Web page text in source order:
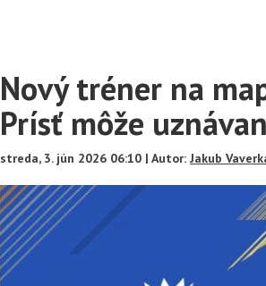
Main
Content
Nový tréner na
Prísť môže
streda, 3. jún 2026 06:10 | Autor: Jakub